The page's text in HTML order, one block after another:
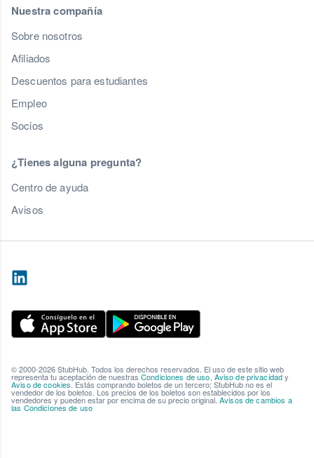
Nuestra compañía
Sobre nosotros
Afiliados
Descuentos para estudiantes
Empleo
Socios
¿Tienes alguna pregunta?
Centro de ayuda
Avisos
© 2000-2026 StubHub. Todos los derechos reservados. El uso de este sitio web
representa tu aceptación de nuestrasCondiciones de uso,Aviso de privacidady
Aviso de cookies. Estás comprando boletos de un tercero; StubHub no es el
vendedor de los boletos. Los precios de los boletos son establecidos por los
vendedores y pueden estar por encima de su precio original.Avisos de cambios a
las Condiciones de uso